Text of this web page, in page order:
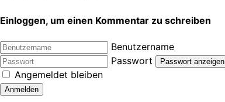
Einloggen, um einen Kommentar zu schreiben
Benutzername
Passwort
Passwort anzeigen
Angemeldet bleiben
Anmelden